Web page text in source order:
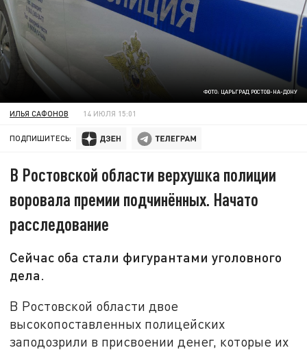
ФОТО: ЦАРЬГРАД РОСТОВ-НА-ДОНУ
ИЛЬЯ САФОНОВ 14 ИЮЛЯ 15:01
ПОДПИШИТЕСЬ:
В Ростовской области верхушка полиции
воровала премии подчинённых. Начато
расследование
Сейчас оба стали фигурантами уголовного
дела.
В Ростовской области двое
высокопоставленных полицейских
заподозрили в присвоении денег, которые их